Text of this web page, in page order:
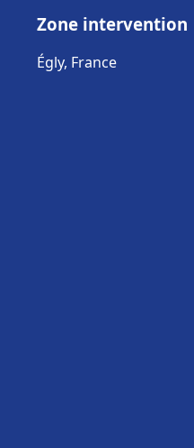
Zone intervention
Égly, France